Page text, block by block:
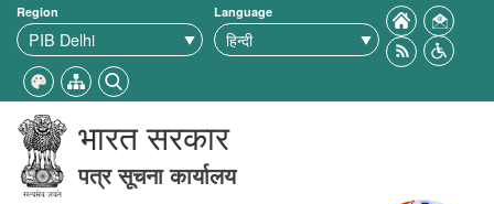
Region Language
भारत सरकार
पत्र सूचना कार्यालय